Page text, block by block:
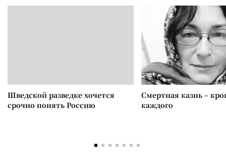
Шведской разведке хочется
срочно понять Россию
Смертная казнь –
каждого